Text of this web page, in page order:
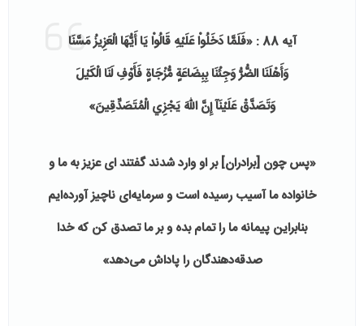
آیه 88 : «فَلَمَّا دَخَلُواْ عَلَيْهِ قَالُواْ يَا أَيُّهَا الْعَزِيزُ مَسَّنَا
وَأَهْلَنَا الضُّرُّ وَجِئْنَا بِبِضَاعَةٍ مُّزْجَاةٍ فَأَوْفِ لَنَا الْكَيْلَ
وَتَصَدَّقْ عَلَيْنَآ إِنَّ اللّهَ يَجْزِي الْمُتَصَدِّقِينَ»
«پس چون [برادران] بر او وارد شدند گفتند اى عزيز به ما و
خانواده ما آسيب رسيده است و سرمايه‌‏اى ناچيز آورده‏‌ايم
بنابراين پيمانه ما را تمام بده و بر ما تصدق كن كه خدا
صدقه‏‌دهندگان را پاداش مى‏‌دهد»